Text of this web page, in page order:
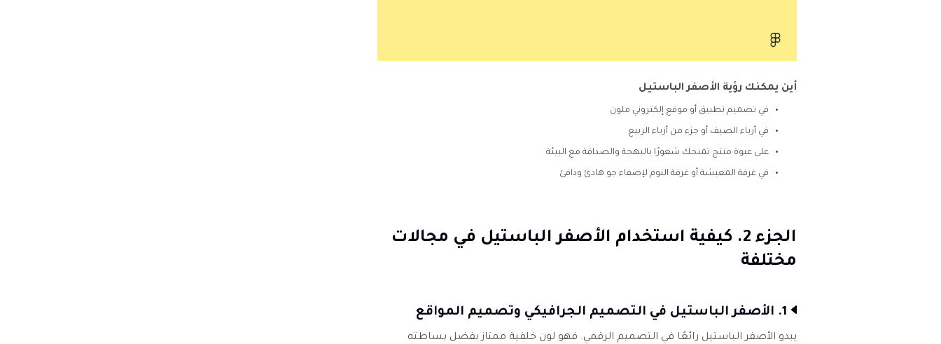
أين يمكنك رؤية الأصفر الباستيل
في تصميم تطبيق أو موقع إلكتروني ملون
في أزياء الصيف أو جزء من أزياء الربيع
على عبوة منتج تمنحك شعورًا بالبهجة والصداقة مع البيئة
في غرفة المعيشة أو غرفة النوم لإضفاء جو هادئ ودافئ
الجزء 2. كيفية استخدام الأصفر الباستيل في مجالات
مختلفة
1. الأصفر الباستيل في التصميم الجرافيكي وتصميم المواقع
يبدو الأصفر الباستيل رائعًا في التصميم الرقمي. فهو لون خلفية ممتاز بفضل بساطته